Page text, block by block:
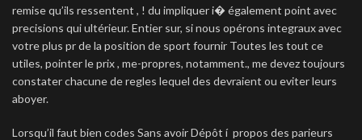
remise qu’ils ressentent , ! du impliquer i� également point avec
precisions qui ultérieur. Entier sur, si nous opérons integraux avec
votre plus pr de la position de sport fournir Toutes les tout ce
utiles, pointer le prix , me-propres, notamment., me devez toujours
constater chacune de regles lequel des devraient ou eviter leurs
aboyer.
Lorsqu’il faut bien codes Sans avoir Dépôt í propos des parieurs